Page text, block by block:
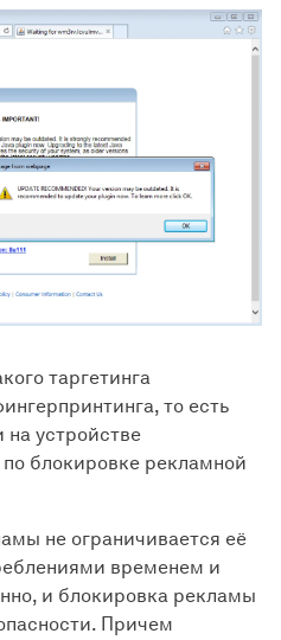
таргетинга
то есть
устройстве
блокировке рекламной
не ограничивается её
временем и
и блокировка рекламы
Причем